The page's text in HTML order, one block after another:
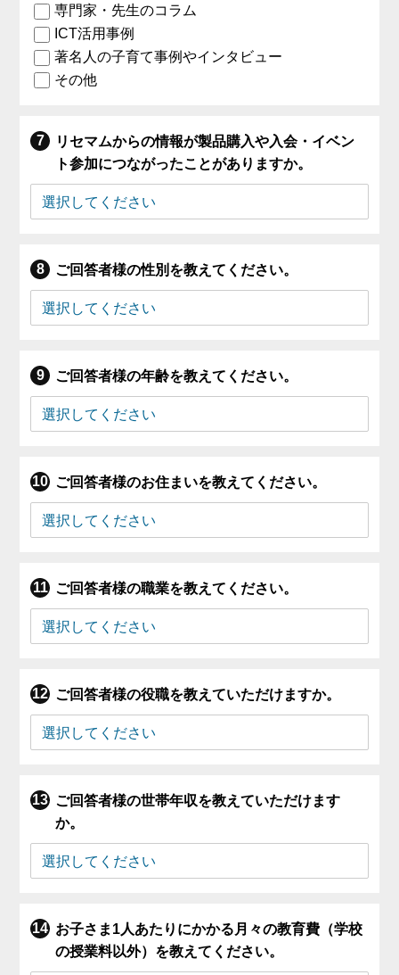
専門家・先生のコラム
ICT活用事例
著名人の子育て事例やインタビュー
その他
リセマムからの情報が製品購入や入会・イベン
ト参加につながったことがありますか。
ご回答者様の性別を教えてください。
ご回答者様の年齢を教えてください。
ご回答者様のお住まいを教えてください。
ご回答者様の職業を教えてください。
ご回答者様の役職を教えていただけますか。
ご回答者様の世帯年収を教えていただけます
か。
お子さま1人あたりにかかる月々の教育費（学校
の授業料以外）を教えてください。